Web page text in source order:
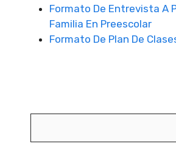
Formato De Entrevista A
Familia En Preescolar
Formato De Plan De